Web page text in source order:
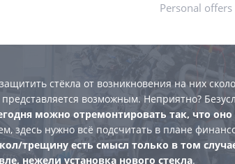
Personal
стёкла от возникновения на них
возможным. Неприятно?
можно отремонтировать так, что оно
здесь нужно всё подсчитать в плане
трещину есть смысл только в том
нежели установка нового стекла.